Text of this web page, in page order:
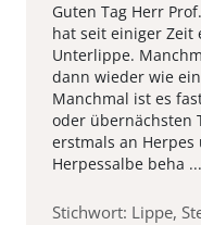
Guten Tag Herr
hat seit einiger Zeit
Unterlippe.
dann wieder wie
Manchmal ist es
oder übernächsten
erstmals an
Herpessalbe beha ...
Stichwort: Lippe,